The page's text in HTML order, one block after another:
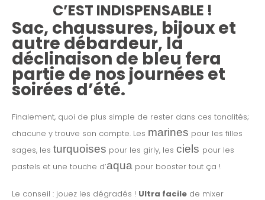
C’EST INDISPENSABLE !
Sac, chaussures, bijoux et
autre débardeur, la
déclinaison de bleu fera
partie de nos journées et
soirées d’été.
Finalement, quoi de plus simple de rester dans ces tonalités;
chacune y trouve son compte. Les marines pour les filles
sages, les turquoises pour les girly, les ciels pour les
pastels et une touche d’aqua pour booster tout ça !
Le conseil : jouez les dégradés ! Ultra facile de mixer